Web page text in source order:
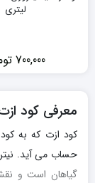
لیتری
700,000
معرفی کود
کود ازت که به
حساب می آید.
گیاهان است و